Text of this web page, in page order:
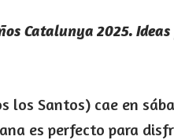
Catalunya 2025.
los Santos) cae en
es perfecto para